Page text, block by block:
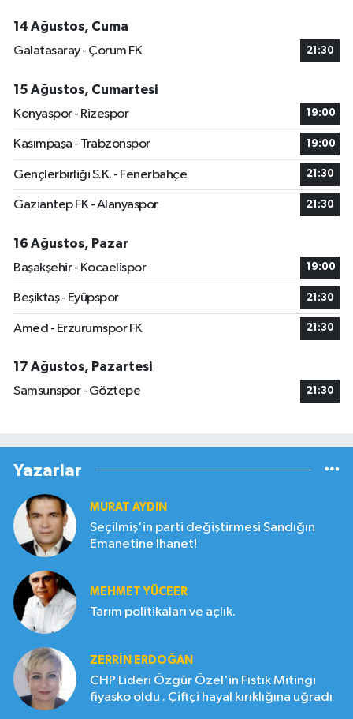
14 Ağustos, Cuma
Galatasaray - Çorum FK
21:30
15 Ağustos, Cumartesi
Konyaspor - Rizespor
19:00
Kasımpaşa - Trabzonspor 19:00
Gençlerbirliği S.K. - Fenerbahçe 21:30
Gaziantep FK - Alanyaspor 21:30
16 Ağustos, Pazar
Başakşehir - Kocaelispor
19:00
Beşiktaş - Eyüpspor 21:30
Amed - Erzurumspor FK 21:30
17 Ağustos, Pazartesi
Samsunspor - Göztepe
21:30
Yazarlar
MURAT AYDIN
Seçilmiş'in parti değiştirmesi Sandığın
Emanetine İhanet!
MEHMET YÜCEER
Tarım politikaları ve açlık.
ZERRIN ERDOĞAN
CHP Lideri Özgür Özel'in Fıstık Mitingi
fiyasko oldu . Çiftçi hayal kırıklığına uğradı